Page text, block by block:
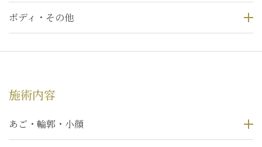
ボディ・その他
施術内容
あご・輪郭・小顔